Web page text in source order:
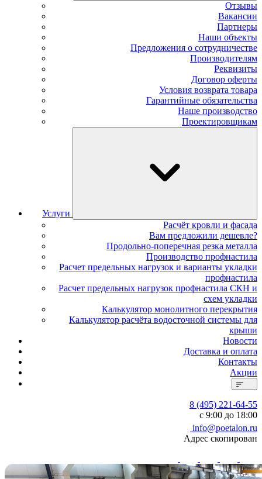
Отзывы
Вакансии
Партнеры
Наши объекты
Предложения о сотрудничестве
Производителям
Реквизиты
Договор оферты
Условия возврата товара
Гарантийные обязательства
Наше производство
Проектировщикам
Услуги
Расчёт кровли и фасада
Вам предложили дешевле?
Продольно-поперечная резка металла
Производство профнастила
Расчет предельных нагрузок и варианты укладки
профнастила
Расчет предельных нагрузок профнастила СКН и
схем укладки
Калькулятор монолитного перекрытия
Калькулятор расчёта водосточной системы для
крыши
Новости
Доставка и оплата
Контакты
Акции
8 (495) 221-64-55
с 9:00 до 18:00
info@poetalon.ru
Адрес скопирован